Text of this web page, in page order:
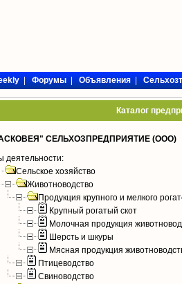
|Форумы|Объявления|
Каталог
СЕЛЬХОЗПРЕДПРИЯТИЕ (ООО)
деятельности:
Сельское хозяйство
Животноводство
Продукция крупного и мелкого
Крупный рогатый скот
Молочная продукция
Шерсть и шкуры
Мясная продукция
Птицеводство
Свиноводство